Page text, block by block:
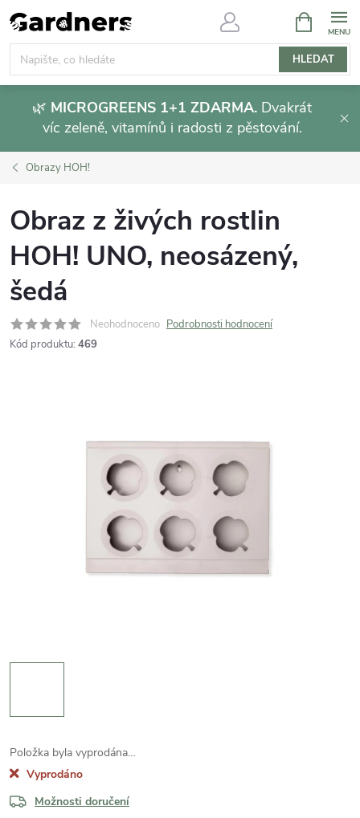
Přejít
na
obsah
HLEDAT
NÁKUPNÍ
KOŠÍK
🌿 MICROGREENS 1+1 ZDARMA. Dvakrát
víc zeleně, vitamínů i radosti z pěstování.
Obrazy HOH!
Obraz z živých rostlin
HOH! UNO, neosázený,
šedá
Neohodnoceno Podrobnosti hodnocení
Kód produktu: 469
Položka byla vyprodána…
Vyprodáno
Možnosti doručení